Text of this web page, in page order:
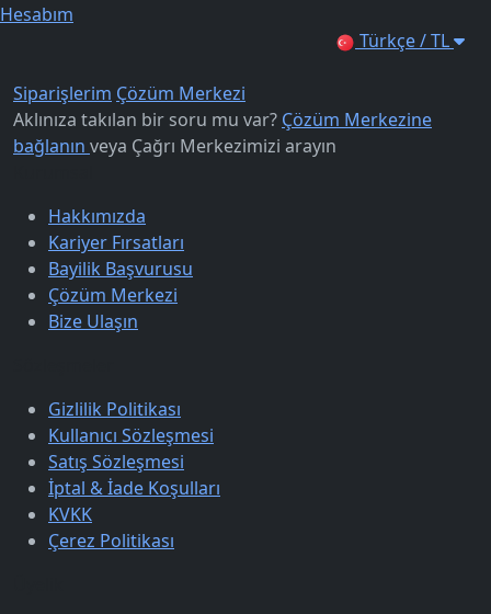
Hesabım
Türkçe / TL
Siparişlerim Çözüm Merkezi
Aklınıza takılan bir soru mu var? Çözüm Merkezine
bağlanın veya Çağrı Merkezimizi arayın
Hakkımızda
Kariyer Fırsatları
Bayilik Başvurusu
Çözüm Merkezi
Bize Ulaşın
Gizlilik Politikası
Kullanıcı Sözleşmesi
Satış Sözleşmesi
İptal & İade Koşulları
KVKK
Çerez Politikası